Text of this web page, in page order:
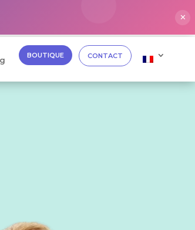
✕
BOUTIQUE CONTACT